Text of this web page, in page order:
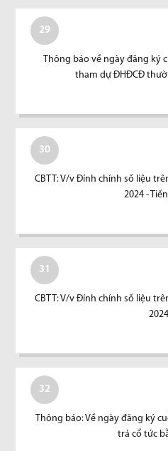
29
Thông báo về ngày đăng ký
tham dự ĐHĐCĐ
30
CBTT: V/v Đính chính số liệu
2024 -
31
CBTT: V/v Đính chính số liệu
2024
32
Thông báo: Về ngày đăng ký
trả cổ tức